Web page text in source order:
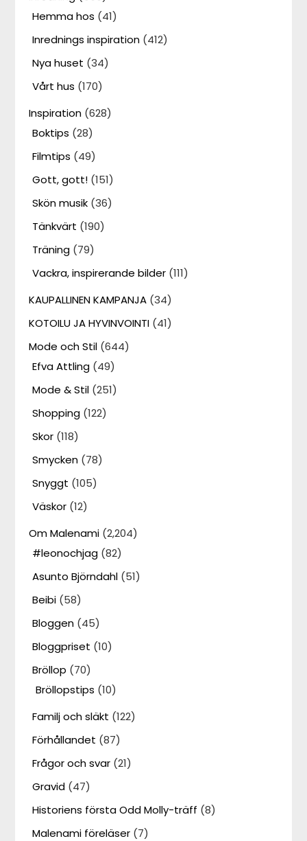
Hemma hos (41)
Inrednings inspiration (412)
Nya huset (34)
Vårt hus (170)
Inspiration (628)
Boktips (28)
Filmtips (49)
Gott, gott! (151)
Skön musik (36)
Tänkvärt (190)
Träning (79)
Vackra, inspirerande bilder (111)
KAUPALLINEN KAMPANJA (34)
KOTOILU JA HYVINVOINTI (41)
Mode och Stil (644)
Efva Attling (49)
Mode & Stil (251)
Shopping (122)
Skor (118)
Smycken (78)
Snyggt (105)
Väskor (12)
Om Malenami (2,204)
#leonochjag (82)
Asunto Björndahl (51)
Beibi (58)
Bloggen (45)
Bloggpriset (10)
Bröllop (70)
Bröllopstips (10)
Familj och släkt (122)
Förhållandet (87)
Frågor och svar (21)
Gravid (47)
Historiens första Odd Molly-träff (8)
Malenami föreläser (7)